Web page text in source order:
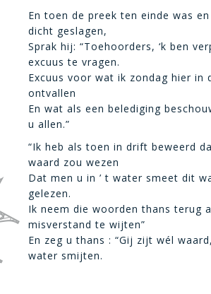
En toen de preek ten einde was en
dicht geslagen,
Sprak hij: “Toehoorders, ‘k ben
excuus te vragen.
Excuus voor wat ik zondag hier
ontvallen
En wat als een belediging
u allen.”
“Ik heb als toen in drift beweerd
waard zou wezen
Dat men u in ’ t water smeet dit
gelezen.
Ik neem die woorden thans terug
misverstand te wijten”
En zeg u thans : “Gij zijt wél
water smijten.